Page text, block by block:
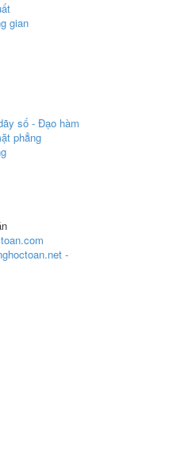
gian
số - Đạo hàm
phẳng
-